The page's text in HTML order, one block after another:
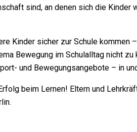
sind, an denen sich die Kinder
Kinder sicher zur Schule kommen
Bewegung im Schulalltag nicht zu
und Bewegungsangebote – in
beim Lernen! Eltern und